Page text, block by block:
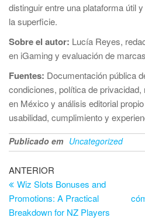
distinguir entre una plataforma útil
la superficie.
Sobre el autor: Lucía Reyes,
en iGaming y evaluación de
Fuentes: Documentación pública
condiciones, política de
en México y análisis editorial
usabilidad, cumplimiento y
Publicado em Uncategorized
Navegação
de
artigos
Artigo
anterior
ANTERIOR
Wiz Slots Bonuses and
Promotions: A Practical
Breakdown for NZ Players